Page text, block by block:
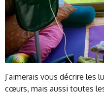
J’aimerais vous décrire les
cœurs, mais aussi toutes